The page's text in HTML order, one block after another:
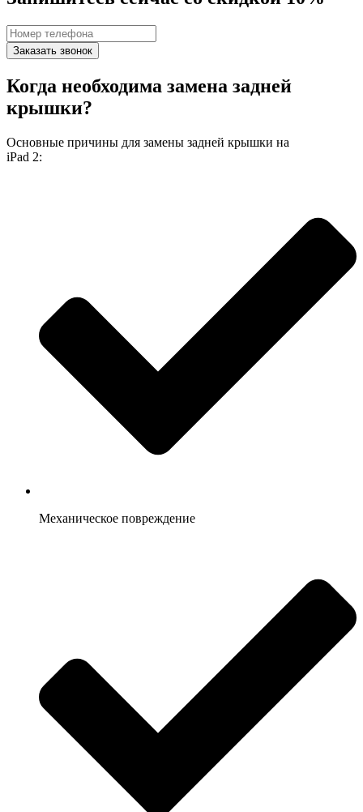
Заказать звонок
Когда необходима замена задней
крышки?
Основные причины для замены задней крышки на
iPad 2:
Механическое повреждение